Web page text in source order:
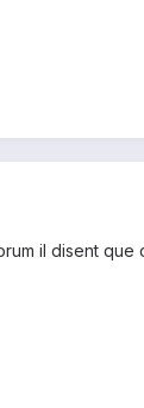
il disent